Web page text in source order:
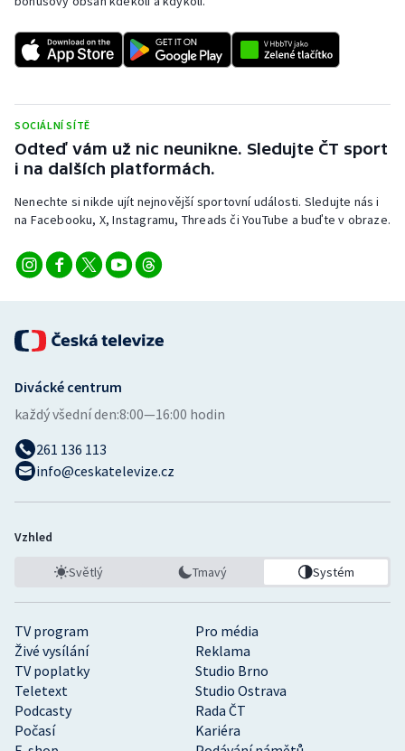
SOCIÁLNÍ SÍTĚ
Odteď vám už nic neunikne. Sledujte ČT sport
i na dalších platformách.
Nenechte si nikde ujít nejnovější sportovní události. Sledujte nás i
na Facebooku, X, Instagramu, Threads či YouTube a buďte v obraze.
TV program
Pro média
Živé vysílání
Reklama
TV poplatky
Studio Brno
Teletext
Studio Ostrava
Podcasty
Rada ČT
Počasí
Kariéra
Divácké centrum
každý všední den:8:00—16:00 hodin
261 136 113
info@ceskatelevize.cz
Vzhled
Světlý Tmavý Systém